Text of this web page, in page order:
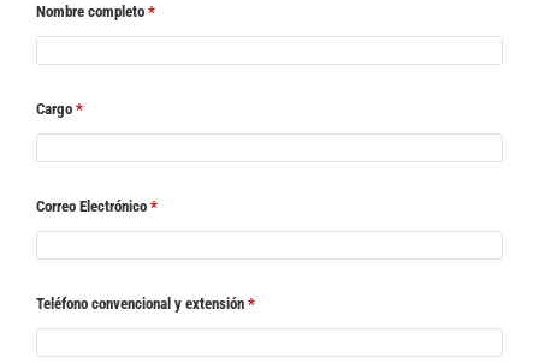
Nombre completo *
Cargo *
Correo Electrónico *
Teléfono convencional y extensión *